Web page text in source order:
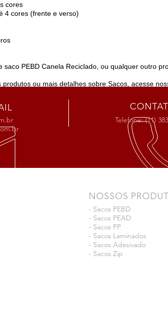
cores
4 cores (frente e verso)
saco PEBD Canela Reciclado, ou qualquer outro
ou mais detalhes sobre Sacos, acesse
Telefone: (11)
NOSSOS
- Sacos PEBD
- Sacos PEAD
- Sacos PP
- Sacos Laminados
- Sacos Adesivado
- Sacos Zip